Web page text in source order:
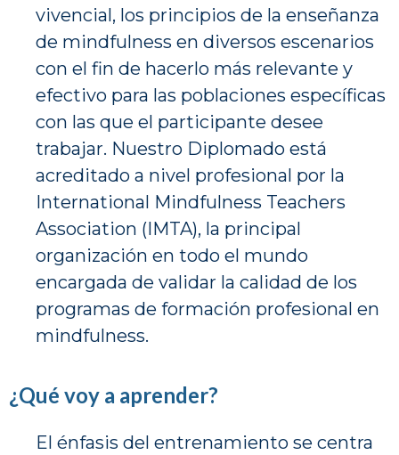
vivencial, los principios de la enseñanza
de mindfulness en diversos escenarios
con el fin de hacerlo más relevante y
efectivo para las poblaciones específicas
con las que el participante desee
trabajar. Nuestro Diplomado está
acreditado a nivel profesional por la
International Mindfulness Teachers
Association (IMTA), la principal
organización en todo el mundo
encargada de validar la calidad de los
programas de formación profesional en
mindfulness.
¿Qué voy a aprender?
El énfasis del entrenamiento se centra